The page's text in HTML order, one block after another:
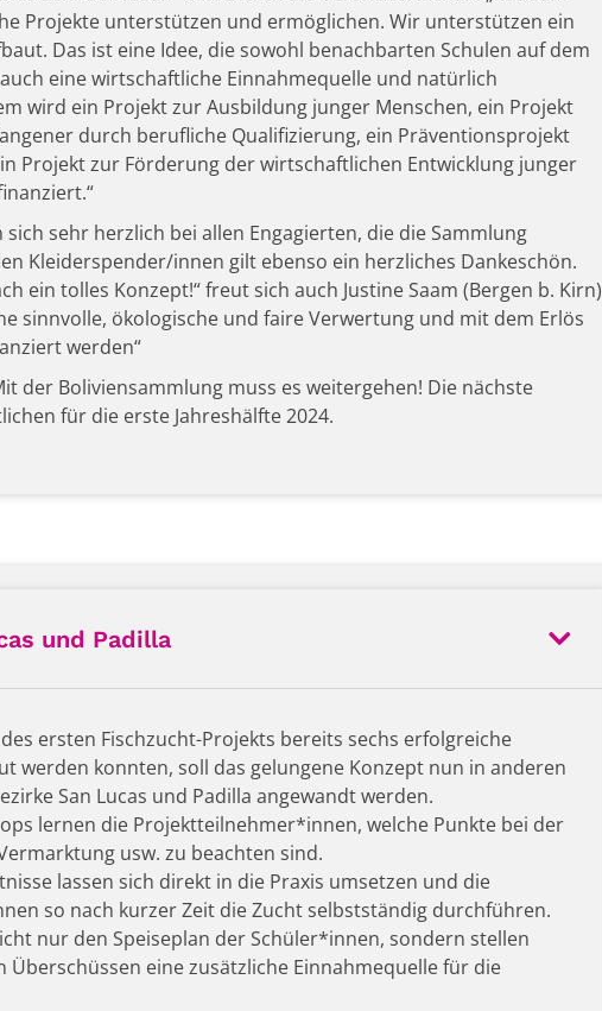
Projekte unterstützen und ermöglichen. Wir unterstützen ein
Das ist eine Idee, die sowohl benachbarten Schulen auf dem
eine wirtschaftliche Einnahmequelle und natürlich
wird ein Projekt zur Ausbildung junger Menschen, ein Projekt
durch berufliche Qualifizierung, ein Präventionsprojekt
Projekt zur Förderung der wirtschaftlichen Entwicklung junger
sehr herzlich bei allen Engagierten, die die Sammlung
Kleiderspender/innen gilt ebenso ein herzliches Dankeschön.
ein tolles Konzept!“ freut sich auch Justine Saam (Bergen b. Kirn)
sinnvolle, ökologische und faire Verwertung und mit dem Erlös
werden“
der Boliviensammlung muss es weitergehen! Die nächste
für die erste Jahreshälfte 2024.
und Padilla
ersten Fischzucht-Projekts bereits sechs erfolgreiche
werden konnten, soll das gelungene Konzept nun in anderen
San Lucas und Padilla angewandt werden.
lernen die Projektteilnehmer*innen, welche Punkte bei der
usw. zu beachten sind.
lassen sich direkt in die Praxis umsetzen und die
so nach kurzer Zeit die Zucht selbstständig durchführen.
nur den Speiseplan der Schüler*innen, sondern stellen
Überschüssen eine zusätzliche Einnahmequelle für die